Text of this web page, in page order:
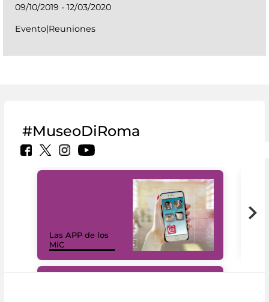
09/10/2019 - 12/03/2020
Evento|Reuniones
#MuseoDiRoma
Las APP de los
MiC